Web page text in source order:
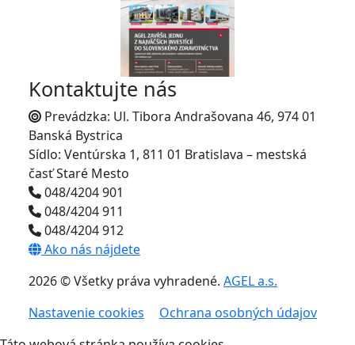
Kontaktujte nás
Prevádzka: Ul. Tibora Andrašovana 46, 974 01
Banská Bystrica
Sídlo: Ventúrska 1, 811 01 Bratislava – mestská
časť Staré Mesto
048/4204 901
048/4204 911
048/4204 912
Ako nás nájdete
2026 © Všetky práva vyhradené. AGEL a.s.
Nastavenie cookies
Ochrana osobných údajov